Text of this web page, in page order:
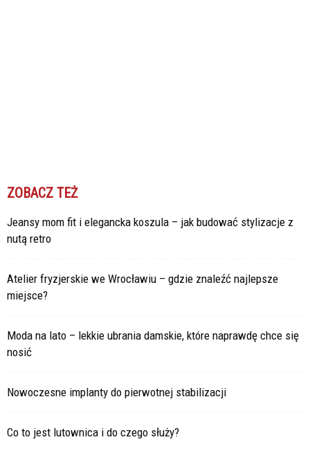
ZOBACZ TEŻ
Jeansy mom fit i elegancka koszula – jak budować stylizacje z
nutą retro
Atelier fryzjerskie we Wrocławiu – gdzie znaleźć najlepsze
miejsce?
Moda na lato – lekkie ubrania damskie, które naprawdę chce się
nosić
Nowoczesne implanty do pierwotnej stabilizacji
Co to jest lutownica i do czego służy?